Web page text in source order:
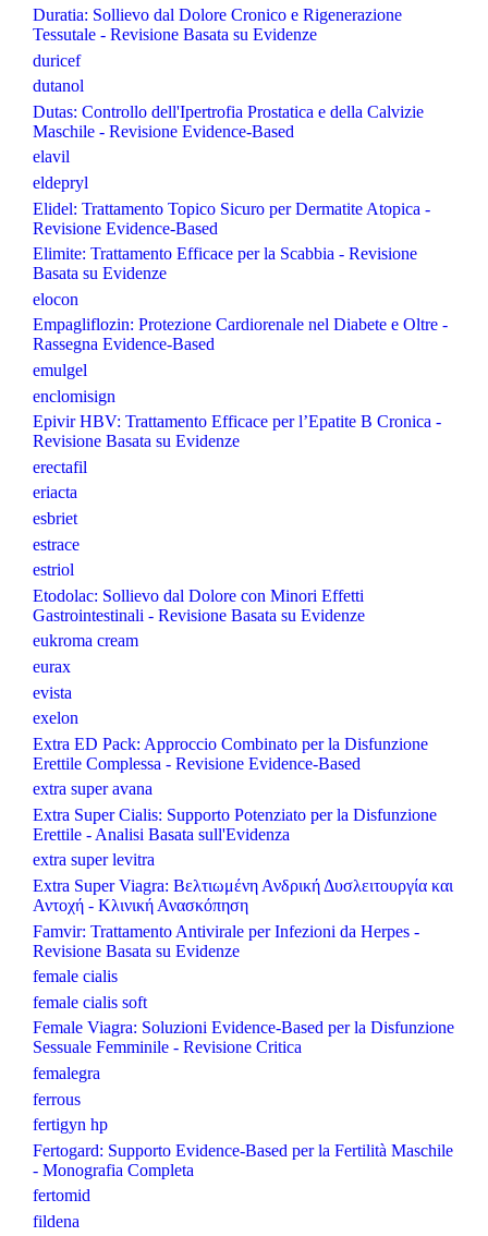
Duratia: Sollievo dal Dolore Cronico e Rigenerazione
Tessutale - Revisione Basata su Evidenze
duricef
dutanol
Dutas: Controllo dell'Ipertrofia Prostatica e della Calvizie
Maschile - Revisione Evidence-Based
elavil
eldepryl
Elidel: Trattamento Topico Sicuro per Dermatite Atopica -
Revisione Evidence-Based
Elimite: Trattamento Efficace per la Scabbia - Revisione
Basata su Evidenze
elocon
Empagliflozin: Protezione Cardiorenale nel Diabete e Oltre -
Rassegna Evidence-Based
emulgel
enclomisign
Epivir HBV: Trattamento Efficace per l’Epatite B Cronica -
Revisione Basata su Evidenze
erectafil
eriacta
esbriet
estrace
estriol
Etodolac: Sollievo dal Dolore con Minori Effetti
Gastrointestinali - Revisione Basata su Evidenze
eukroma cream
eurax
evista
exelon
Extra ED Pack: Approccio Combinato per la Disfunzione
Erettile Complessa - Revisione Evidence-Based
extra super avana
Extra Super Cialis: Supporto Potenziato per la Disfunzione
Erettile - Analisi Basata sull'Evidenza
extra super levitra
Extra Super Viagra: Βελτιωμένη Ανδρική Δυσλειτουργία και
Αντοχή - Κλινική Ανασκόπηση
Famvir: Trattamento Antivirale per Infezioni da Herpes -
Revisione Basata su Evidenze
female cialis
female cialis soft
Female Viagra: Soluzioni Evidence-Based per la Disfunzione
Sessuale Femminile - Revisione Critica
femalegra
ferrous
fertigyn hp
Fertogard: Supporto Evidence-Based per la Fertilità Maschile
- Monografia Completa
fertomid
fildena